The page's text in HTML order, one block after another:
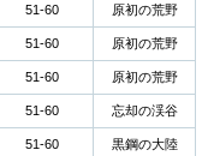
51-60 原初の荒野
51-60 原初の荒野
51-60 原初の荒野
51-60 忘却の渓谷
51-60 黒鋼の大陸